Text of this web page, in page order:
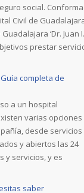
social.
Civil de
‘Dr. Juan I.
prestar
completa de
a un hospital
varias opciones
desde servicios
y abiertos las 24
y servicios, y es
saber